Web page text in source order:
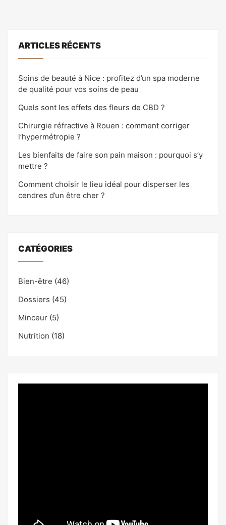
ARTICLES RÉCENTS
Soins de beauté à Nice : profitez d’un spa moderne
de qualité pour vos soins de peau
Quels sont les effets des fleurs de CBD ?
Chirurgie réfractive à Rouen : comment corriger
l’hypermétropie ?
Les bienfaits de faire son pain maison : pourquoi s’y
mettre ?
Comment choisir le lieu idéal pour disperser les
cendres d’un être cher ?
CATÉGORIES
Bien-être (46)
Dossiers (45)
Minceur (5)
Nutrition (18)